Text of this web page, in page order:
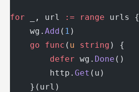
for _, url := range urls {
    wg.
Add ( 1 )
    go
func ( u string ) {
        defer
wg. Done ()
        http.
Get (u)
    }(url)